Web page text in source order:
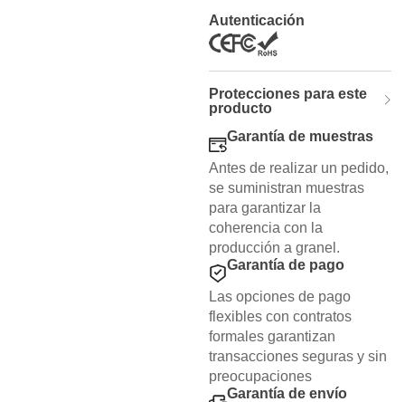
Autenticación
Protecciones para este
producto
Garantía de muestras
Antes de realizar un pedido,
se suministran muestras
para garantizar la
coherencia con la
producción a granel.
Garantía de pago
Las opciones de pago
flexibles con contratos
formales garantizan
transacciones seguras y sin
preocupaciones
Garantía de envío